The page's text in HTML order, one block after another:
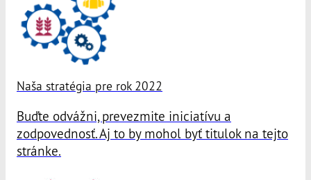
Naša stratégia pre rok 2022
Buďte odvážni, prevezmite iniciatívu a
zodpovednosť. Aj to by mohol byť titulok na tejto
stránke.